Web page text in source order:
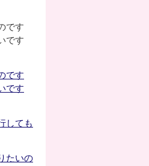
です
です
です
です
しても
たいの